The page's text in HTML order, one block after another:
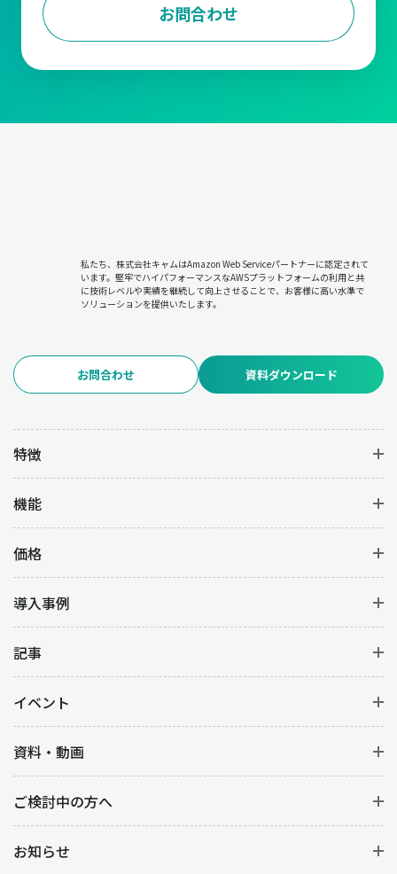
お問合わせ
私たち、株式会社キャムはAmazon Web Serviceパートナーに認定されて
います。堅牢でハイパフォーマンスなAWSプラットフォームの利用と共
に技術レベルや実績を継続して向上させることで、お客様に高い水準で
ソリューションを提供いたします。
お問合わせ 資料ダウンロード
特徴
機能
価格
導入事例
記事
イベント
資料・動画
ご検討中の方へ
お知らせ